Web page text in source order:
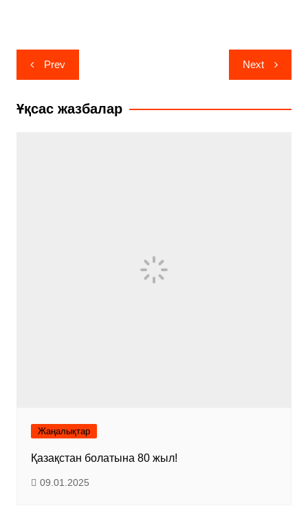
Навигация
по
записям
Prev Next
Ұқсас жазбалар
Жаңалықтар
Қазақстан болатына 80 жыл!
09.01.2025